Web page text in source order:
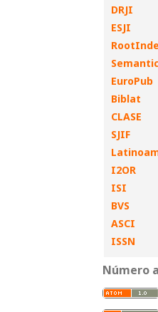
DRJI
ESJI
EuroPub
Biblat
CLASE
SJIF
I2OR
ISI
BVS
ASCI
ISSN
Número